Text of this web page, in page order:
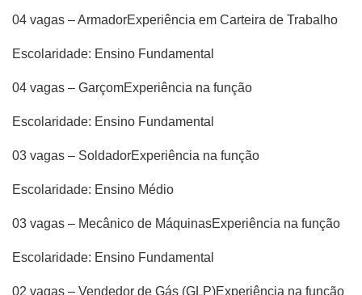
04 vagas – ArmadorExperiência em Carteira de Trabalho
Escolaridade: Ensino Fundamental
04 vagas – GarçomExperiência na função
Escolaridade: Ensino Fundamental
03 vagas – SoldadorExperiência na função
Escolaridade: Ensino Médio
03 vagas – Mecânico de MáquinasExperiência na função
Escolaridade: Ensino Fundamental
02 vagas – Vendedor de Gás (GLP)Experiência na função